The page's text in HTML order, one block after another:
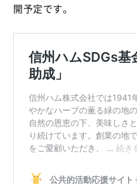
開予定です。